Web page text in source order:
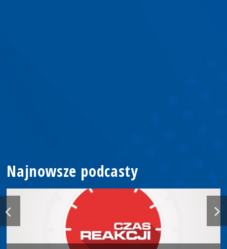
Najnowsze podcasty